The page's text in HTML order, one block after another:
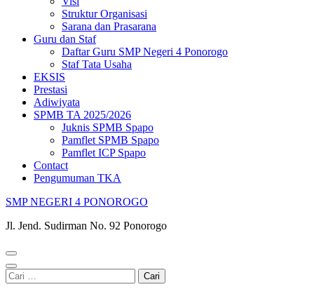
Struktur Organisasi
Sarana dan Prasarana
Guru dan Staf
Daftar Guru SMP Negeri 4 Ponorogo
Staf Tata Usaha
EKSIS
Prestasi
Adiwiyata
SPMB TA 2025/2026
Juknis SPMB Spapo
Pamflet SPMB Spapo
Pamflet ICP Spapo
Contact
Pengumuman TKA
SMP NEGERI 4 PONOROGO
Jl. Jend. Sudirman No. 92 Ponorogo
Cari
untuk: